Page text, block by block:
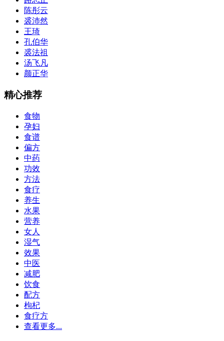
陈彤云
裘沛然
王琦
孔伯华
裘法祖
汤飞凡
颜正华
精心推荐
食物
孕妇
食谱
偏方
中药
功效
方法
食疗
养生
水果
营养
女人
湿气
效果
中医
减肥
饮食
配方
枸杞
食疗方
查看更多...